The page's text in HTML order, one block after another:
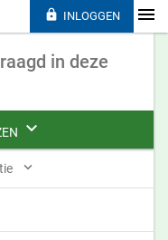
in deze


 INLOGGEN